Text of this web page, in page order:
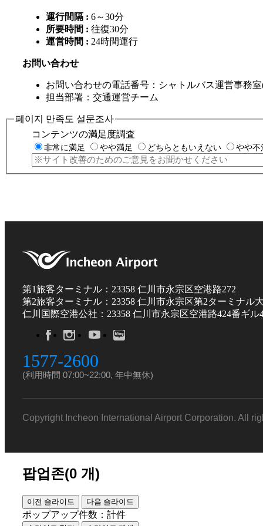
運行間隔 : 6～30分
所要時間 : 往復30分
運営時間 : 24時間運行
お問い合わせ
お問い合わせの電話番号：シャトルバス運営事務室
担当部署：交通運営チーム
페이지 만족도 설문조사
コンテンツの満足度調査
非常に満足 やや満足 どちらともいえない やや不
第1旅客ターミナル：23358 仁川市永宗区空港路272
第2旅客ターミナル：23358 仁川市永宗区第2ターミナル
仁川国際空港公社：23358 仁川市永宗区空港路424番ギル
1577-2600
(利用時間 07:00~22:00, 年中無休)
Copyright Incheon International Airport Corporation. All
팝업존(0 개)
이전 슬라이드 다음 슬라이드
ポップアップ件数：計件